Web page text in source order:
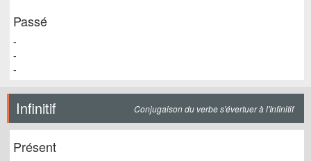
Passé
-
-
-
Infinitif Conjugaison du verbe s'évertuer à l'Infinitif
Présent